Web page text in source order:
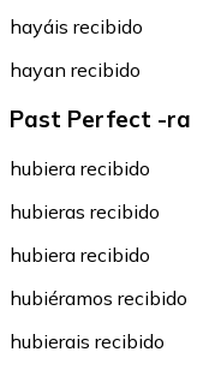
hayáis recibido
hayan recibido
Past Perfect -ra
hubiera recibido
hubieras recibido
hubiera recibido
hubiéramos recibido
hubierais recibido